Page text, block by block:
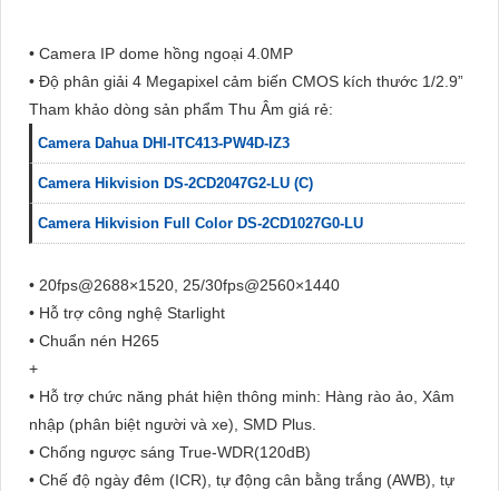
• Camera IP dome hồng ngoại 4.0MP
• Độ phân giải 4 Megapixel cảm biến CMOS kích thước 1/2.9”
Tham khảo dòng sản phẩm Thu Âm giá rẻ:
Camera Dahua DHI-ITC413-PW4D-IZ3
Camera Hikvision DS-2CD2047G2-LU (C)
Camera Hikvision Full Color DS-2CD1027G0-LU
• 20fps@2688×1520, 25/30fps@2560×1440
• Hỗ trợ công nghệ Starlight
• Chuẩn nén H265
+
• Hỗ trợ chức năng phát hiện thông minh: Hàng rào ảo, Xâm
nhập (phân biệt người và xe), SMD Plus.
• Chống ngược sáng True-WDR(120dB)
• Chế độ ngày đêm (ICR), tự động cân bằng trắng (AWB), tự